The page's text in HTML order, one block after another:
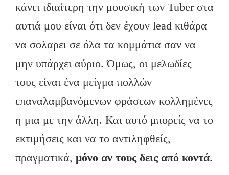
κάνει ιδιαίτερη την μουσική των Tuber στα
αυτιά μου είναι ότι δεν έχουν lead κιθάρα
να σολαρει σε όλα τα κομμάτια σαν να
μην υπάρχει αύριο. Όμως, οι μελωδίες
τους είναι ένα μείγμα πολλών
επαναλαμβανόμενων φράσεων κολλημένες
η μια με την άλλη. Και αυτό μπορείς να το
εκτιμήσεις και να το αντιληφθείς,
πραγματικά, μόνο αν τους δεις από κοντά.